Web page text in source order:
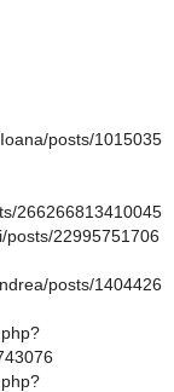
posts/1015035
266266813410045
posts/22995751706
posts/1404426